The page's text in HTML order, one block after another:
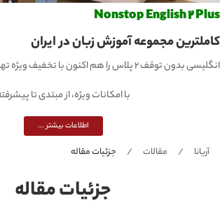
Nonstop English 2 Plus
کاملترین مجموعه آموزش زبان در ایران
انگلیسی بدون توقف 2 پلاس را هم اکنون با تخفیف ویژه تهیه کنید.
با امکانات ویژه، از مبتدی تا
اطلاعات بیشتر ...
جزئیات مقاله
آریانا مقالات جزئیات مقاله